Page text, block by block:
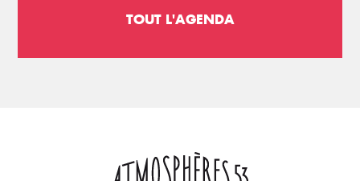
TOUT L'AGENDA